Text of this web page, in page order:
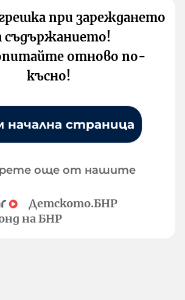
при зареждането
съдържанието!
отново по-
късно!
начална страница
още от нашите
Детското.БНР
на БНР